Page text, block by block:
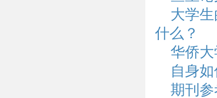
大学
什么？
华侨
自身
期刊